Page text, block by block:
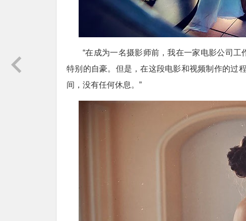
“在成为一名摄影师前，我在一家电影公司
特别的自豪。但是，在这段电影和视频制作的过
间，没有任何休息。”